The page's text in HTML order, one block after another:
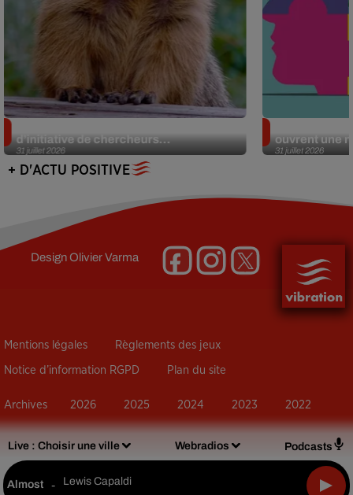
Live : Choisir une ville Webradios Podcasts
Almost - Lewis Capaldi
31 juillet 2026
d’initiative de chercheurs...
31 juillet 2026
ouvrent une
+ D'ACTU POSITIVE
DesignOlivier Varma
Mentions légales Règlements des jeux
Notice d’information RGPD Plan du site
Archives 2026 2025 2024 2023 2022